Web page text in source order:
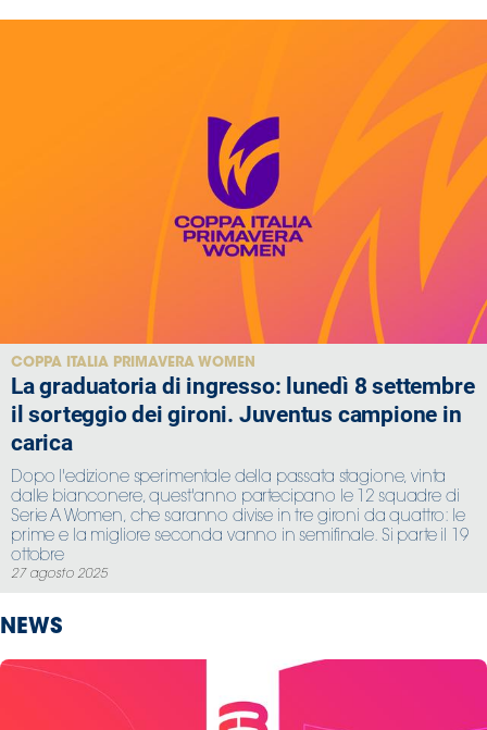
Assicurazione
Cerca
Assicurazione
COPPA ITALIA PRIMAVERA WOMEN
La graduatoria di ingresso: lunedì 8 settembre
il sorteggio dei gironi. Juventus campione in
carica
Dopo l'edizione sperimentale della passata stagione, vinta
dalle bianconere, quest'anno partecipano le 12 squadre di
Serie A Women, che saranno divise in tre gironi da quattro: le
prime e la migliore seconda vanno in semifinale. Si parte il 19
ottobre
27 agosto 2025
NEWS